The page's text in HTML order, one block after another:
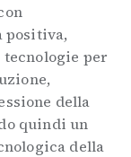
positiva,
per
della
quindi un
della